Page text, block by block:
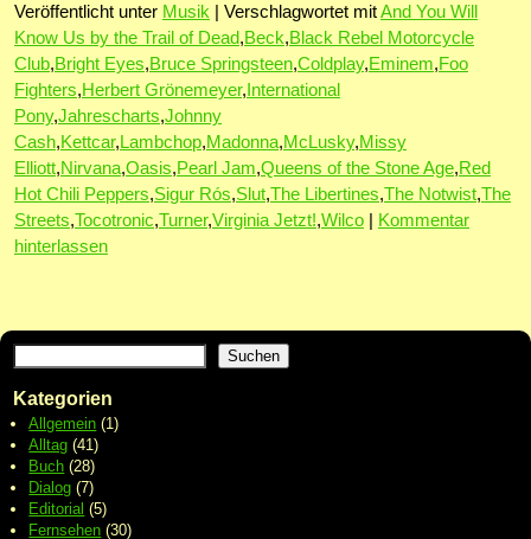
Veröffentlicht unter Musik Verschlagwortet mitAnd You Will
Know Us by the Trail of Dead,Beck,Black Rebel Motorcycle
Club,Bright Eyes,Bruce Springsteen,Coldplay,Eminem,Foo
Fighters,Herbert Grönemeyer, International
Pony,Jahrescharts,Johnny
Cash,Kettcar, Lambchop,Madonna,McLusky,Missy
Elliott,Nirvana,Oasis,Pearl Jam,Queens of the Stone Age,Red
Hot Chili Peppers,Sigur Rós,Slut,The Libertines,The Notwist,The
Streets,Tocotronic,Turner,Virginia Jetzt!,Wilco
Kommentar
hinterlassen
Suchen
Kategorien
Allgemein (1)
Alltag (41)
Buch (28)
Dialog (7)
Editorial (5)
Fernsehen (30)